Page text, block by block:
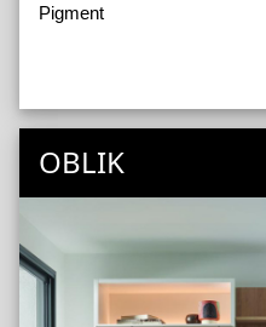
Pigment
OBLIK